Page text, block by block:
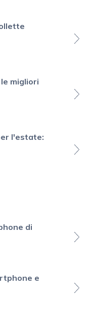
migliori
l'estate:
di
e